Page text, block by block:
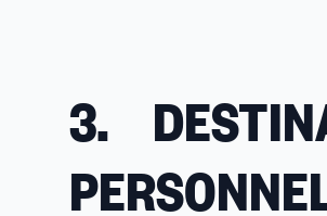
3.